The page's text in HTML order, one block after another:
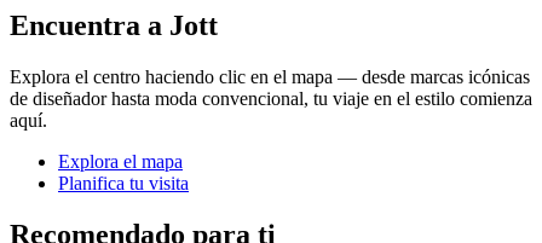
Encuentra a Jott
Explora el centro haciendo clic en el mapa — desde marcas icónicas
de diseñador hasta moda convencional, tu viaje en el estilo comienza
aquí.
Explora el mapa
Planifica tu visita
Recomendado para ti